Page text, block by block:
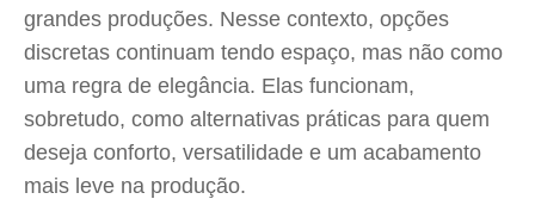
grandes produções. Nesse contexto, opções
discretas continuam tendo espaço, mas não como
uma regra de elegância. Elas funcionam,
sobretudo, como alternativas práticas para quem
deseja conforto, versatilidade e um acabamento
mais leve na produção.